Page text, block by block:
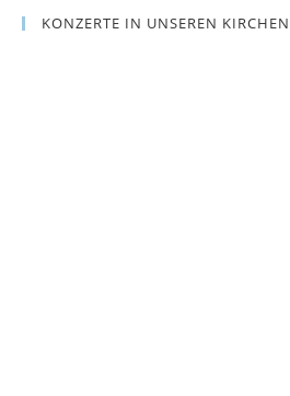
KONZERTE IN UNSEREN KIRCHEN